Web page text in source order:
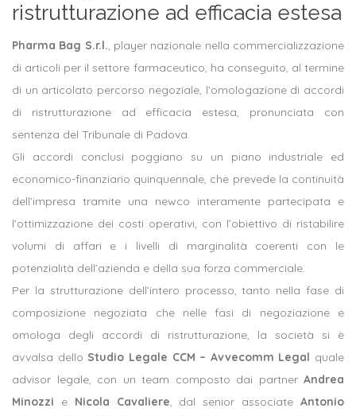
ristrutturazione ad efficacia estesa
Pharma Bag S.r.l., player nazionale nella commercializzazione
di articoli per il settore farmaceutico, ha conseguito, al termine
di un articolato percorso negoziale, l’omologazione di accordi
di ristrutturazione ad efficacia estesa, pronunciata con
sentenza del Tribunale di Padova.
Gli accordi conclusi poggiano su un piano industriale ed
economico-finanziario quinquennale, che prevede la continuità
dell’impresa tramite una newco interamente partecipata e
l’ottimizzazione dei costi operativi, con l’obiettivo di ristabilire
volumi di affari e i livelli di marginalità coerenti con le
potenzialità dell’azienda e della sua forza commerciale.
Per la strutturazione dell’intero processo, tanto nella fase di
composizione negoziata che nelle fasi di negoziazione e
omologa degli accordi di ristrutturazione, la società si è
avvalsa dello Studio Legale CCM – Avvecomm Legal quale
advisor legale, con un team composto dai partner Andrea
Minozzi e Nicola Cavaliere, dal senior associateAntonio